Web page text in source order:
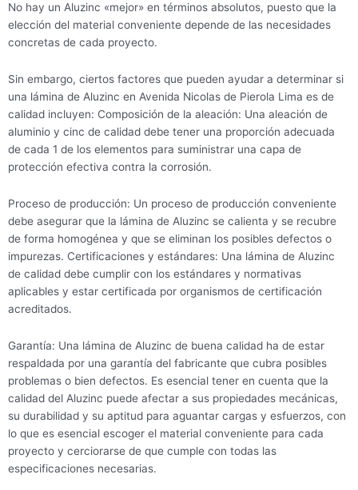
No hay un Aluzinc «mejor» en términos absolutos, puesto que la
elección del material conveniente depende de las necesidades
concretas de cada proyecto.
Sin embargo, ciertos factores que pueden ayudar a determinar si
una lámina de Aluzinc en Avenida Nicolas de Pierola Lima es de
calidad incluyen: Composición de la aleación: Una aleación de
aluminio y cinc de calidad debe tener una proporción adecuada
de cada 1 de los elementos para suministrar una capa de
protección efectiva contra la corrosión.
Proceso de producción: Un proceso de producción conveniente
debe asegurar que la lámina de Aluzinc se calienta y se recubre
de forma homogénea y que se eliminan los posibles defectos o
impurezas. Certificaciones y estándares: Una lámina de Aluzinc
de calidad debe cumplir con los estándares y normativas
aplicables y estar certificada por organismos de certificación
acreditados.
Garantía: Una lámina de Aluzinc de buena calidad ha de estar
respaldada por una garantía del fabricante que cubra posibles
problemas o bien defectos. Es esencial tener en cuenta que la
calidad del Aluzinc puede afectar a sus propiedades mecánicas,
su durabilidad y su aptitud para aguantar cargas y esfuerzos, con
lo que es esencial escoger el material conveniente para cada
proyecto y cerciorarse de que cumple con todas las
especificaciones necesarias.